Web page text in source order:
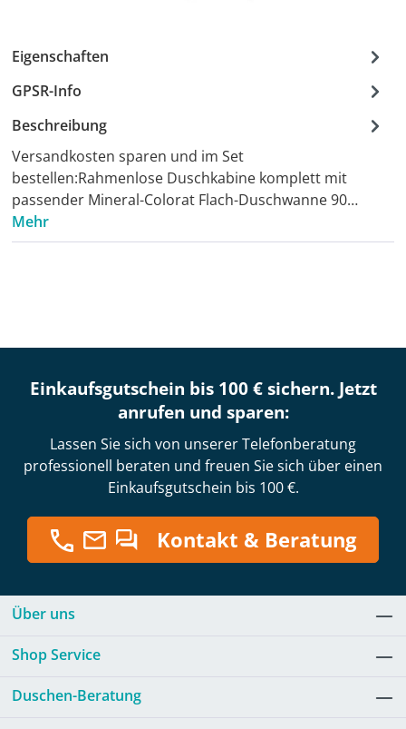
Eigenschaften
GPSR-Info
Beschreibung
Versandkosten sparen und im Set
bestellen:Rahmenlose Duschkabine komplett mit
passender Mineral-Colorat Flach-Duschwanne 90…
Mehr
Einkaufsgutschein bis 100 € sichern. Jetzt
anrufen und sparen:
Lassen Sie sich von unserer Telefonberatung
professionell beraten und freuen Sie sich über einen
Einkaufsgutschein bis 100 €.
Kontakt & Beratung
Über uns
Shop Service
Duschen-Beratung